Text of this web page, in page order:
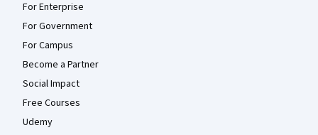
For Enterprise
For Government
For Campus
Become a Partner
Social Impact
Free Courses
Udemy